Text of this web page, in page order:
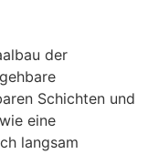
der
Schichten und
eine
langsam